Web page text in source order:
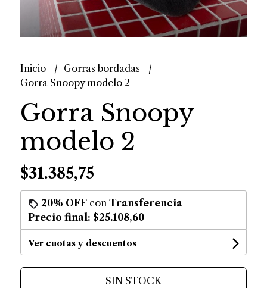
Inicio
Gorras bordadas
Gorra Snoopy modelo 2
Gorra Snoopy
modelo 2
$31.385,75
20% OFFcon Transferencia
Precio final: $25.108,60
Ver cuotas y descuentos
SIN STOCK